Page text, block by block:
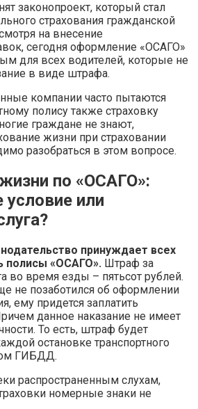
законопроект, который стал
страхования гражданской
на внесение
сегодня оформление «ОСАГО»
для всех водителей, которые не
в виде штрафа.
компании часто пытаются
полису также страховку
граждане не знают,
жизни при страховании
разобраться в этом вопросе.
по «ОСАГО»:
условие или
принуждает всех
полисы «ОСАГО». Штраф за
во время езды – пятьсот рублей.
не позаботился об оформлении
ему придется заплатить
данное наказание не имеет
То есть, штраф будет
остановке транспортного
ГИБДД.
распространенным слухам,
номерные знаки не